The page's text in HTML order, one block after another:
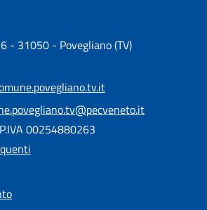
- 31050 - Povegliano (TV)
00254880263